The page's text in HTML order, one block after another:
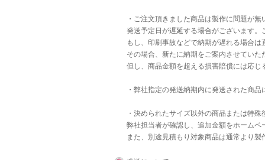
・ご注文頂きました商品は製作に問題が
発送予定日が遅延する場合がございます
もし、印刷事故などで納期が遅れる場合
その場合、新たに納期をご案内させてい
但し、商品金額を超える損害賠償には応
・弊社指定の発送納期内に発送された商
・決められたサイズ以外の商品または特
弊社担当者が確認し、追加金額をホーム
また、別途見積もり対象商品は通常より